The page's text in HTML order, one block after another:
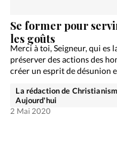
Se former pour
les goûts
Merci à toi, Seigneur, qui es
préserver des actions des
créer un esprit de désunion
La rédaction de
Aujourd'hui
2 Mai 2020